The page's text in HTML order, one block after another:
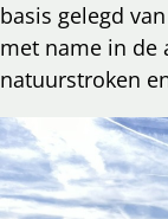
basis gelegd
met name in de
natuurstroken